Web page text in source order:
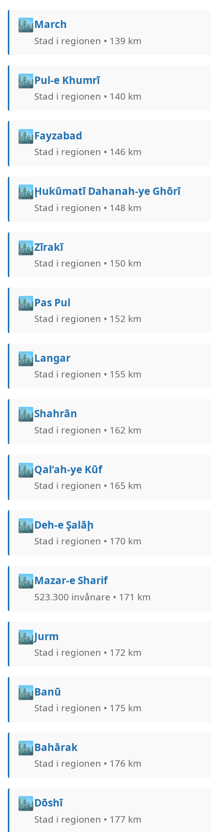
🏙️March
Stad i regionen • 139 km
🏙️Pul-e Khumrī
Stad i regionen • 140 km
🏙️Fayzabad
Stad i regionen • 146 km
🏙️Ḩukūmatī Dahanah-ye Ghōrī
Stad i regionen • 148 km
🏙️Zīrakī
Stad i regionen • 150 km
🏙️Pas Pul
Stad i regionen • 152 km
🏙️Langar
Stad i regionen • 155 km
🏙️Shahrān
Stad i regionen • 162 km
🏙️Qal‘ah-ye Kūf
Stad i regionen • 165 km
🏙️Deh-e Şalāḩ
Stad i regionen • 170 km
🏙️Mazar-e Sharif
523.300 invånare • 171 km
🏙️Jurm
Stad i regionen • 172 km
🏙️Banū
Stad i regionen • 175 km
🏙️Bahārak
Stad i regionen • 176 km
🏙️Dōshī
Stad i regionen • 177 km